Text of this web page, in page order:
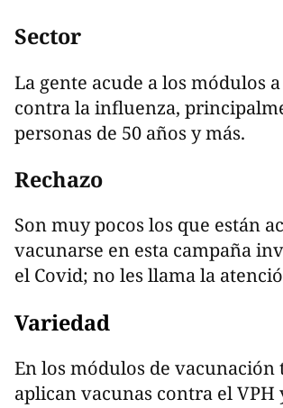
Sector
La gente acude a los módulos
contra la influenza,
personas de 50 años y más.
Rechazo
Son muy pocos los que están
vacunarse en esta campaña
el Covid; no les llama la
Variedad
En los módulos de vacunación
aplican vacunas contra el VPH